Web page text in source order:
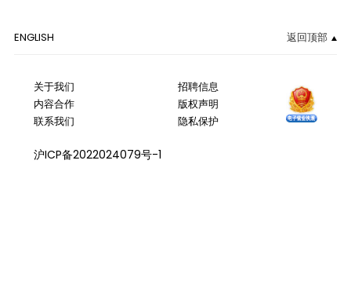
ENGLISH 返回顶部
关于我们
内容合作
联系我们
招聘信息
版权声明
隐私保护
沪ICP备2022024079号-1